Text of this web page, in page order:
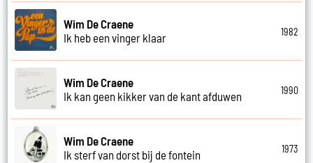
Wim De Craene
Ik heb een vinger klaar
1982
Wim De Craene
Ik kan geen kikker van de kant afduwen
1990
Wim De Craene
Ik sterf van dorst bij de fontein
1973